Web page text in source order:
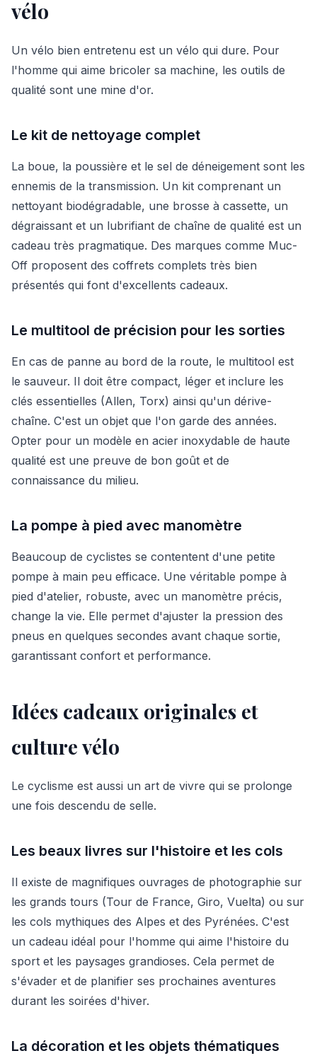
vélo
Un vélo bien entretenu est un vélo qui dure. Pour
l'homme qui aime bricoler sa machine, les outils de
qualité sont une mine d'or.
Le kit de nettoyage complet
La boue, la poussière et le sel de déneigement sont les
ennemis de la transmission. Un kit comprenant un
nettoyant biodégradable, une brosse à cassette, un
dégraissant et un lubrifiant de chaîne de qualité est un
cadeau très pragmatique. Des marques comme Muc-
Off proposent des coffrets complets très bien
présentés qui font d'excellents cadeaux.
Le multitool de précision pour les sorties
En cas de panne au bord de la route, le multitool est
le sauveur. Il doit être compact, léger et inclure les
clés essentielles (Allen, Torx) ainsi qu'un dérive-
chaîne. C'est un objet que l'on garde des années.
Opter pour un modèle en acier inoxydable de haute
qualité est une preuve de bon goût et de
connaissance du milieu.
La pompe à pied avec manomètre
Beaucoup de cyclistes se contentent d'une petite
pompe à main peu efficace. Une véritable pompe à
pied d'atelier, robuste, avec un manomètre précis,
change la vie. Elle permet d'ajuster la pression des
pneus en quelques secondes avant chaque sortie,
garantissant confort et performance.
Idées cadeaux originales et
culture vélo
Le cyclisme est aussi un art de vivre qui se prolonge
une fois descendu de selle.
Les beaux livres sur l'histoire et les cols
Il existe de magnifiques ouvrages de photographie sur
les grands tours (Tour de France, Giro, Vuelta) ou sur
les cols mythiques des Alpes et des Pyrénées. C'est
un cadeau idéal pour l'homme qui aime l'histoire du
sport et les paysages grandioses. Cela permet de
s'évader et de planifier ses prochaines aventures
durant les soirées d'hiver.
La décoration et les objets thématiques